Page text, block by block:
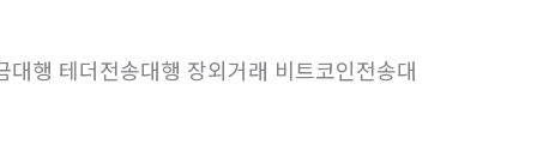
행 테더전송대행 장외거래 비트코인전송대